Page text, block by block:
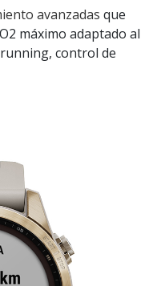
avanzadas que
máximo adaptado al
control de